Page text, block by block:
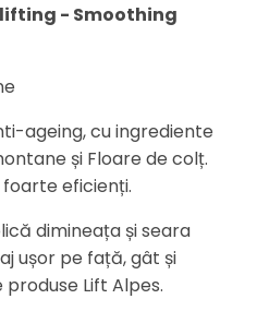
- Smoothing
ageing, cu ingrediente
și Floare de colț.
eficienți.
dimineața și seara
ușor pe față, gât și
Lift Alpes.